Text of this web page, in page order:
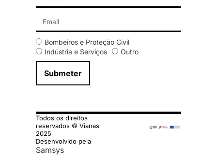
Bombeiros e Proteção Civil
Indústria e Serviços
Outro
Submeter
Todos os direitos
reservados © Vianas
2025
Desenvolvido pela
Samsys